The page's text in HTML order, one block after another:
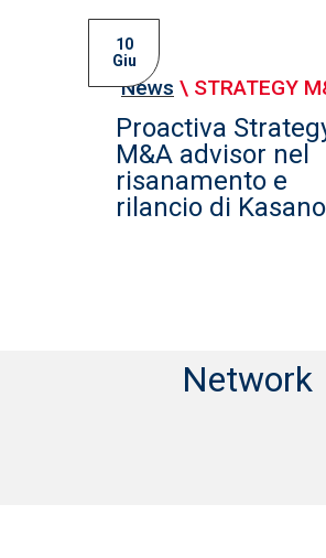
10
Giu
News \ STRATEGY
Proactiva
M&A advisor nel
risanamento e
rilancio di
Network